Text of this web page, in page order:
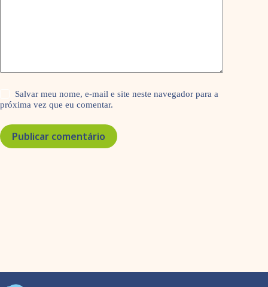
Salvar meu nome, e-mail e site neste navegador para a
próxima vez que eu comentar.
Publicar comentário